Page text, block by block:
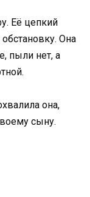
Её цепкий
Она
пыли нет, а
она,
сыну.